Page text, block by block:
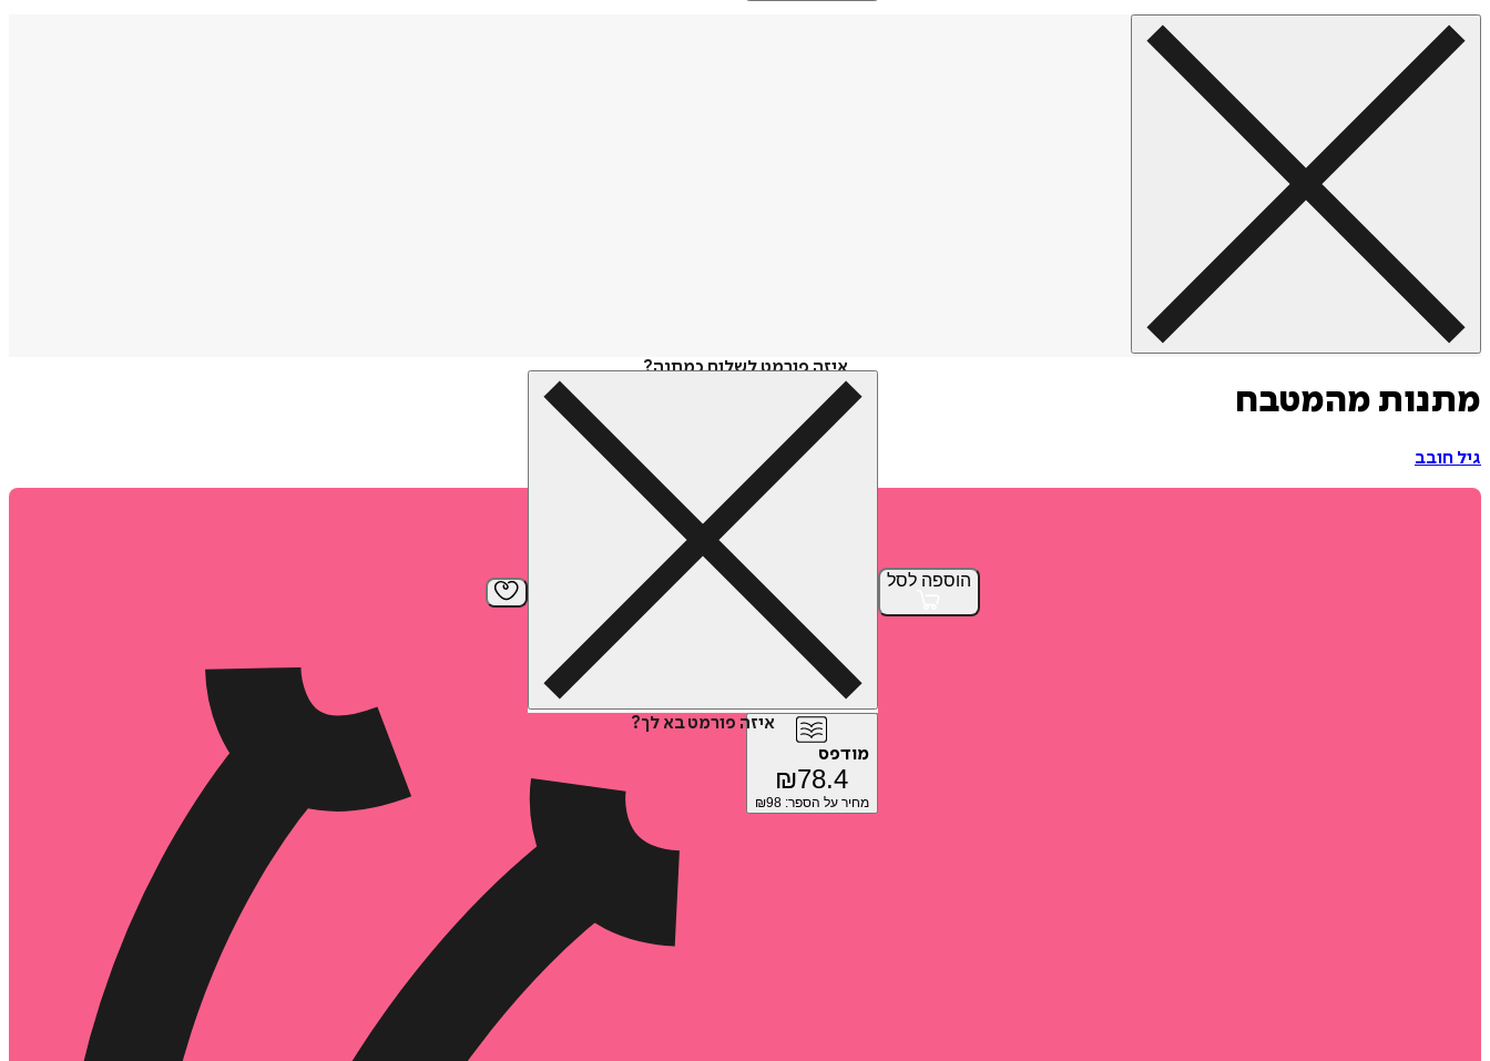
איזה פורמט לשלוח כמתנה?
הוספה לסל
איזה פורמט בא לך?
מודפס
₪78.4
מחיר על הספר: ₪98
מתנות מהמטבח
גיל חובב